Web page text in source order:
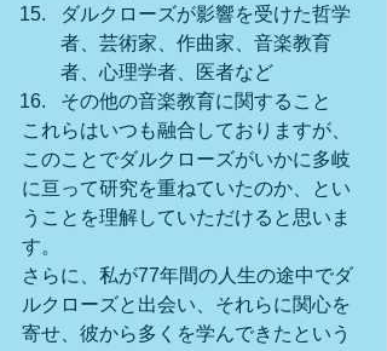
ダルクローズが影響を受けた哲学
者、芸術家、作曲家、音楽教育
者、心理学者、医者など
その他の音楽教育に関すること
これらはいつも融合しておりますが、
このことでダルクローズがいかに多岐
に亘って研究を重ねていたのか、とい
うことを理解していただけると思いま
す。
さらに、私が77年間の人生の途中でダ
ルクローズと出会い、それらに関心を
寄せ、彼から多くを学んできたという